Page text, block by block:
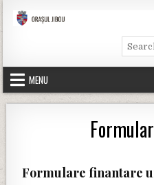
Primăria Jibou
Site-ul oficial al primăriei Jibou
Search
MENU
Formulare finantare